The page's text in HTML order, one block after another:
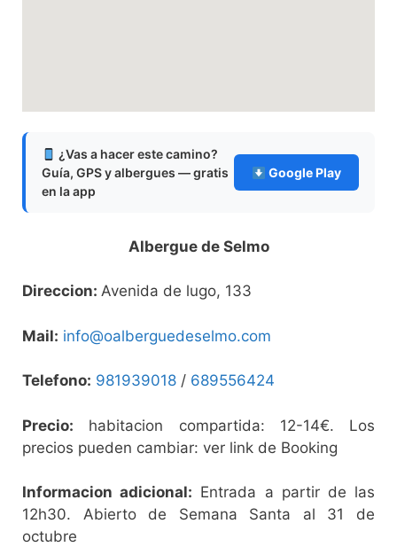
¿Vas a hacer este camino?
Guía, GPS y albergues — gratis
en la app
Google Play
Albergue de Selmo
Direccion: Avenida de lugo, 133
Mail: info@oalberguedeselmo.com
Telefono: 981939018 / 689556424
Precio: habitacion compartida: 12-14€. Los
precios pueden cambiar: ver link de Booking
Informacion adicional: Entrada a partir de las
12h30. Abierto de Semana Santa al 31 de
octubre